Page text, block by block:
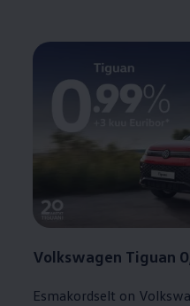
Volkswagen Tiguan
Esmakordselt on